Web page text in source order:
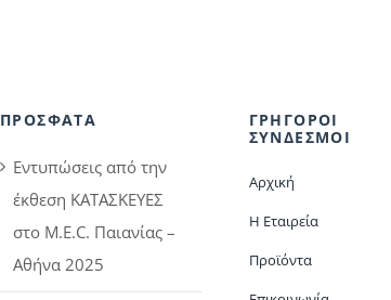
ΠΡΟΣΦΑΤΑ
Εντυπώσεις από την
έκθεση ΚΑΤΑΣΚΕΥΕΣ
στο M.E.C. Παιανίας –
Αθήνα 2025
ΓΡΗΓΟΡΟΙ
ΣΥΝΔΕΣΜΟΙ
Αρχική
Η Εταιρεία
Προϊόντα